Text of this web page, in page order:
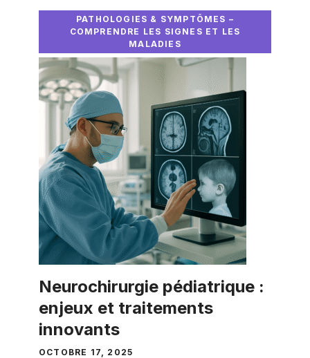
PATHOLOGIES & SYMPTÔMES –
COMPRENDRE LES SIGNES ET LES
MALADIES
Neurochirurgie pédiatrique :
enjeux et traitements
innovants
OCTOBRE 17, 2025